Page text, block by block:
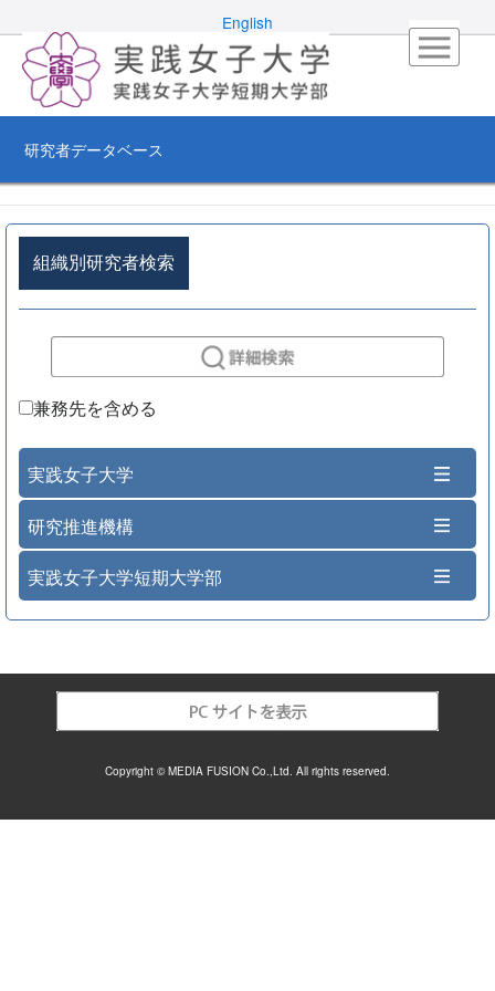
English
研究者データベース
組織別研究者検索
兼務先を含める
実践女子大学
研究推進機構
実践女子大学短期大学部
Copyright © MEDIA FUSION Co.,Ltd. All rights reserved.